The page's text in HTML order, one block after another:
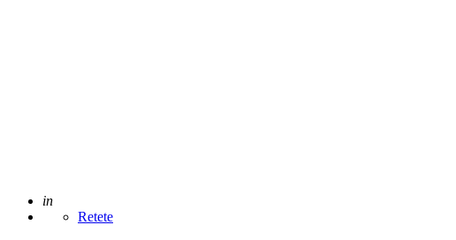
Adaugat
in
Retete